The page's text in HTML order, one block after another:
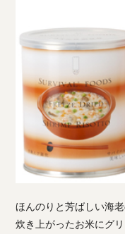
ほんのりと芳ばしい海
炊き上がったお米にグ